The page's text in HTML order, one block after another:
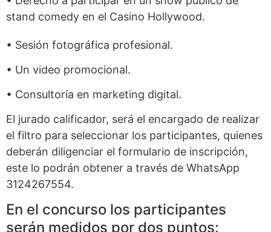
stand comedy en el Casino Hollywood.
• Sesión fotográfica profesional.
• Un video promocional.
• Consultoría en marketing digital.
El jurado calificador, será el encargado de realizar
el filtro para seleccionar los participantes, quienes
deberán diligenciar el formulario de inscripción,
este lo podrán obtener a través de WhatsApp
3124267554.
En el concurso los participantes
serán medidos por dos puntos: